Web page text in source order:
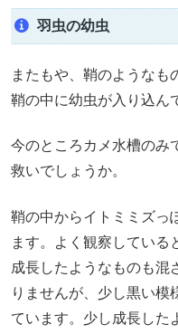
羽虫の幼虫
またもや、鞘のようなも
鞘の中に幼虫が入り込ん
今のところカメ水槽のみ
救いでしょうか。
鞘の中からイトミミズっ
ます。よく観察している
成長したようなものも混
りませんが、少し黒い模
ています。少し成長した